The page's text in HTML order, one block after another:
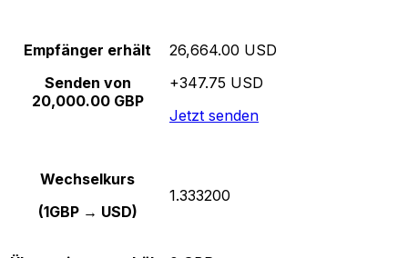
Empfänger erhält
Senden von
20,000.00 GBP
26,664.00 USD
+347.75 USD
Jetzt senden
Wechselkurs
(1GBP → USD)
1.333200